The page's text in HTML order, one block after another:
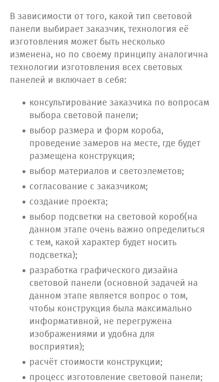
В зависимости от того, какой тип световой
панели выбирает заказчик, технология её
изготовления может быть несколько
изменена, но по своему принципу аналогична
технологии изготовления всех световых
панелей и включает в себя:
консультирование заказчика по вопросам
выбора световой панели;
выбор размера и форм короба,
проведение замеров на месте, где будет
размещена конструкция;
выбор материалов и светоэлеметов;
согласование с заказчиком;
создание проекта;
выбор подсветки на световой короб(на
данном этапе очень важно определиться
с тем, какой характер будет носить
подсветка);
разработка графического дизайна
световой панели (основной задачей на
данном этапе является вопрос о том,
чтобы конструкция была максимально
информативной, не перегружена
изображениями и удобна для
восприятия);
расчёт стоимости конструкции;
процесс изготовление световой панели;